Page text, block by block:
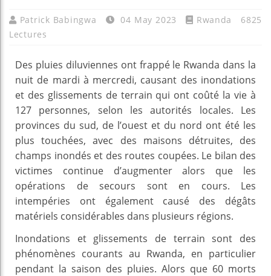
Patrick Babingwa 04 May 2023 Rwanda
6825
Lectures
Des pluies diluviennes ont frappé le Rwanda dans la
nuit de mardi à mercredi, causant des inondations
et des glissements de terrain qui ont coûté la vie à
127 personnes, selon les autorités locales. Les
provinces du sud, de l’ouest et du nord ont été les
plus touchées, avec des maisons détruites, des
champs inondés et des routes coupées. Le bilan des
victimes continue d’augmenter alors que les
opérations de secours sont en cours. Les
intempéries ont également causé des dégâts
matériels considérables dans plusieurs régions.
Inondations et glissements de terrain sont des
phénomènes courants au Rwanda, en particulier
pendant la saison des pluies. Alors que 60 morts